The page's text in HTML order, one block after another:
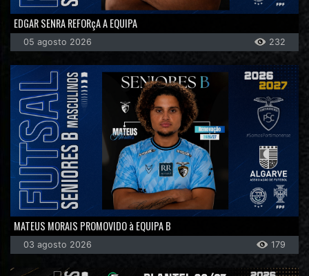
EDGAR SENRA REFORçA A EQUIPA
05 agosto 2026 232
MATEUS MORAIS PROMOVIDO à EQUIPA B
03 agosto 2026 179